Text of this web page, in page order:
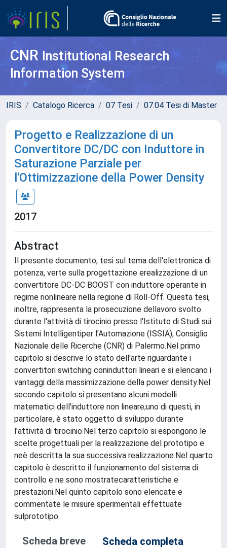
CNR Institutional Research
Information System
IRIS Catalogo Ricerca 07 Tesi 07.04 Tesi di Master
Progetto e Realizzazione di un
Convertitore DC/DC con Induttore in
Saturazione Parziale per
l'Ottimizzazione della Power Density
2017
Abstract
Il presente documento, tesi sul tema dell'elettronica di
potenza, verte sulla progettazione erealizzazione di un
convertitore DC-DC BOOST con induttore operante in
regime nonlineare nella regione di Roll-Off. Questa tesi,
inoltre, rappresenta la prosecuzione dellavoro svolto
durante l'attività di tirocinio presso l'Istituto di Studi sui
Sistemi Intelligentiper l'Automazione (ISSIA), Consiglio
Nazionale delle Ricerche (CNR) di Palermo.Nel primo
capitolo si descrive lo stato dell'arte riguardante i
convertitori switching coninduttori lineari e si elencano i
vantaggi della massimizzazione della power density.Nel
secondo capitolo si presentano alcuni modelli
matematici dell'induttore non lineare;uno di questi, in
particolare, è stato oggetto di sviluppo durante
l'attività di tirocinio.Nel terzo capitolo si espongono le
scelte progettuali per la realizzazione del prototipo e
neè descritta la sua successiva realizzazione.Nel quarto
capitolo è descritto il funzionamento del sistema di
controllo e ne sono mostratecaratteristiche e
prestazioni.Nel quinto capitolo sono elencate e
commentate le misure sperimentali effettuate
sulprototipo.
Scheda breve
Scheda completa